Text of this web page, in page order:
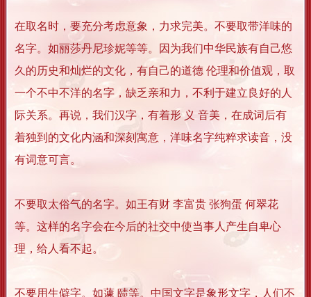
在取名时，要充分考虑意象，力求完美。不要取带洋味的
名字。如丽莎丹尼珍妮等等。因为我们中华民族有自己悠
久的历史和灿烂的文化，有自己的道德 伦理和价值观，取
一个不中不洋的名字，缺乏亲和力，不利于建立良好的人
际关系。再说，我们汉字，有着形 义 音美，在成词后有
着独到的文化内涵和深刻寓意，洋味名字纯粹求读音，没
有词意可言。
不要取太俗气的名字。如王有财 李富贵 张狗蛋 何翠花
等。这样的名字会在今后的社交中使当事人产生自卑心
理，给人看不起。
不要用生僻字。如蘧 赜等。中国文字是象形文字，人们不